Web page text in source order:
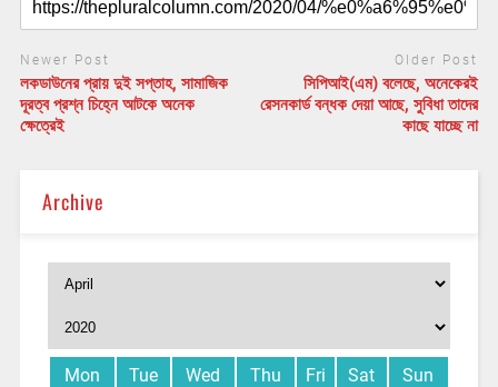
Newer Post
লকডাউনের প্রায় দুই সপ্তাহ, সামাজিক
দূরত্ব প্রশ্ন চিহ্নে আটকে অনেক
ক্ষেত্রেই
Older Post
সিপিআই(এম) বলেছে, অনেকেরই
রেসনকার্ড বন্ধক দেয়া আছে, সুবিধা তাদের
কাছে যাচ্ছে না
Archive
Mon Tue Wed Thu Fri Sat Sun